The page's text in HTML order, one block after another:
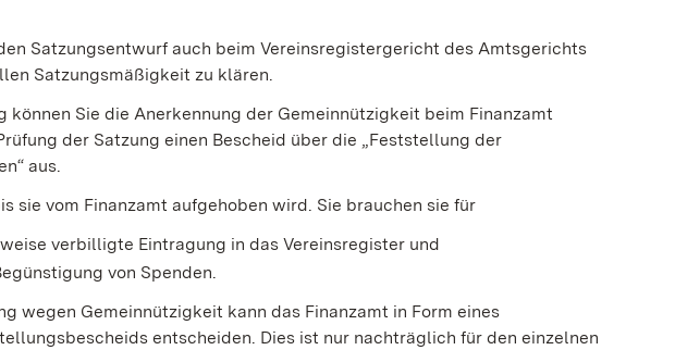
Satzungsentwurf auch beim Vereinsregistergericht des Amtsgerichts
Satzungsmäßigkeit zu klären.
können Sie die Anerkennung der Gemeinnützigkeit beim Finanzamt
der Satzung einen Bescheid über die „Feststellung der
aus.
sie vom Finanzamt aufgehoben wird. Sie brauchen sie für
verbilligte Eintragung in das Vereinsregister und
von Spenden.
wegen Gemeinnützigkeit kann das Finanzamt in Form eines
entscheiden. Dies ist nur nachträglich für den einzelnen